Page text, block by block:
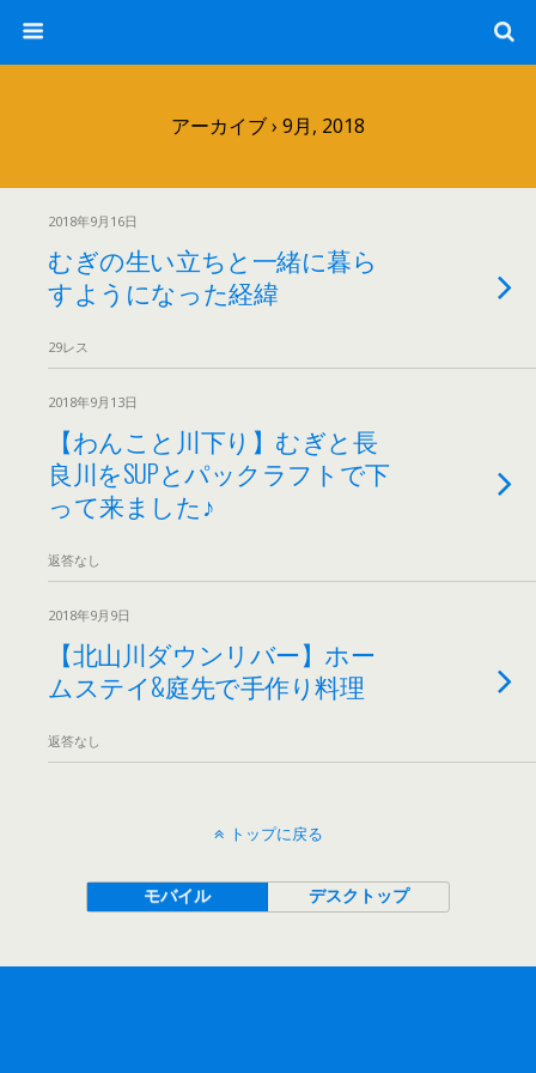
アーカイブ › 9月, 2018
2018年9月16日
むぎの生い立ちと一緒に暮ら
すようになった経緯
29レス
2018年9月13日
【わんこと川下り】むぎと長
良川をSUPとパックラフトで下
って来ました♪
返答なし
2018年9月9日
【北山川ダウンリバー】ホー
ムステイ&庭先で手作り料理
返答なし
トップに戻る
モバイル デスクトップ